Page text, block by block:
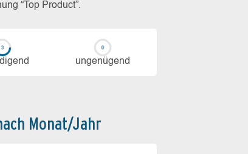
“Top Product”.
un­ge­nü­gend
Monat/Jahr